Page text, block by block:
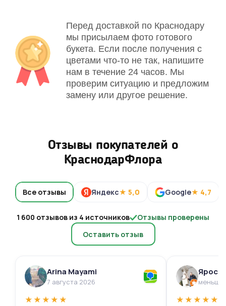
Перед доставкой по Краснодару
мы присылаем фото готового
букета. Если после получения с
цветами что-то не так, напишите
нам в течение 24 часов. Мы
проверим ситуацию и предложим
замену или другое решение.
Отзывы покупателей о
КраснодарФлора
Все отзывы Яндекс★ 5,0 Google★ 4,7
1 600 отзывов из 4 источников
Отзывы проверены
Оставить отзыв
Arina Mayami
7 августа 2026
★★★★★
меньше
★★★★★